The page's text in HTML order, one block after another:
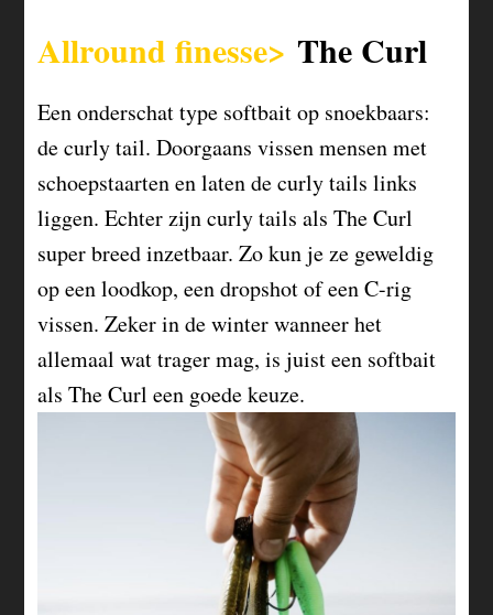
Allround finesse> The Curl
Een onderschat type softbait op snoekbaars:
de curly tail. Doorgaans vissen mensen met
schoepstaarten en laten de curly tails links
liggen. Echter zijn curly tails als The Curl
super breed inzetbaar. Zo kun je ze geweldig
op een loodkop, een dropshot of een C-rig
vissen. Zeker in de winter wanneer het
allemaal wat trager mag, is juist een softbait
als The Curl een goede keuze.